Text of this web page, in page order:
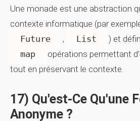
Une monade est une abstraction
contexte informatique (par
Future
, List ) et
map
opérations permettant
tout en préservant le contexte.
17) Qu'est-Ce Qu'une
Anonyme ?